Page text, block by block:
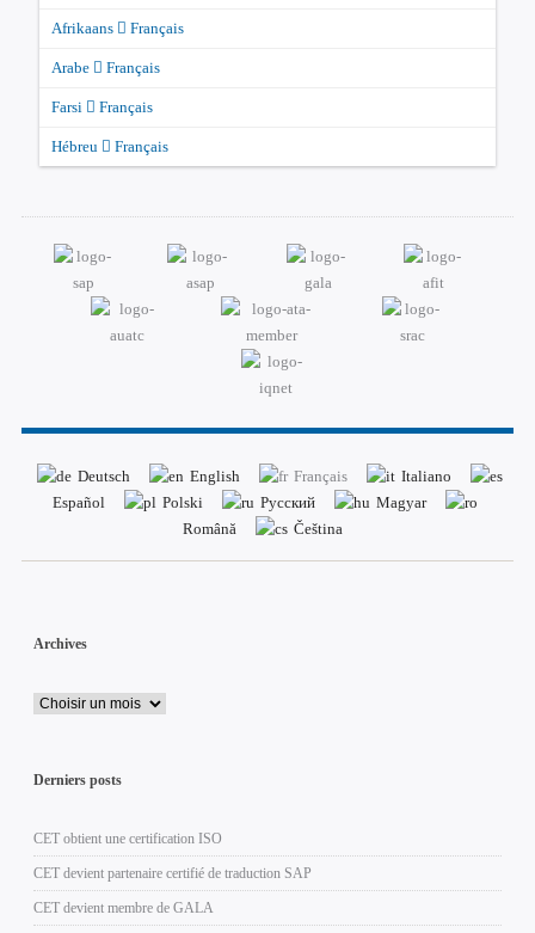
Afrikaans Français
Arabe Français
Farsi Français
Hébreu Français
Deutsch English Français
Italiano
Español
Polski Русский
Magyar
Română
Čeština
Archives
Derniers posts
CET obtient une certification ISO
CET devient partenaire certifié de traduction SAP
CET devient membre de GALA